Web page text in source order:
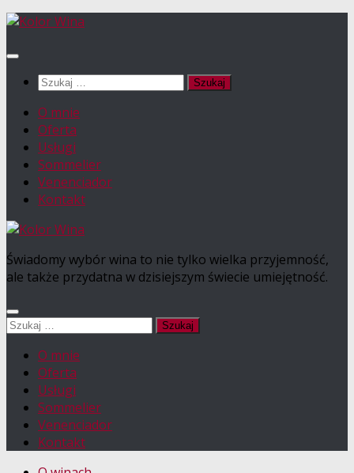
Przejdź
treści
Szukaj:
O mnie
Oferta
Usługi
Sommelier
Venenciador
Kontakt
Świadomy wybór wina to nie tylko wielka przyjemność,
ale także przydatna w dzisiejszym świecie umiejętność.
Szukaj:
O mnie
Oferta
Usługi
Sommelier
Venenciador
Kontakt